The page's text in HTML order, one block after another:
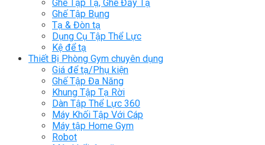
Ghế Tập Tạ, Ghế Đẩy Tạ
Ghế Tập Bụng
Tạ & Đòn tạ
Dụng Cụ Tập Thể Lực
Kệ để tạ
Thiết Bị Phòng Gym chuyên dụng
Giá để tạ/Phụ kiện
Ghế Tập Đa Năng
Khung Tập Tạ Rời
Dàn Tập Thể Lực 360
Máy Khối Tập Với Cáp
Máy tập Home Gym
Robot